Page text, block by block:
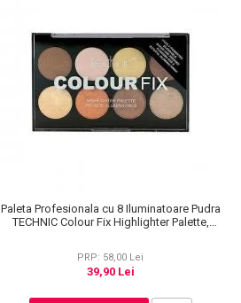
Paleta Profesionala cu 8 Iluminatoare Pudra
TECHNIC Colour Fix Highlighter Palette,
PRP: 58,00 Lei
39,90 Lei